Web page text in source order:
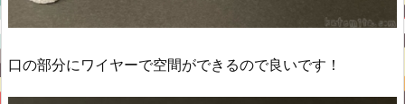
口の部分にワイヤーで空間ができるので良いです！